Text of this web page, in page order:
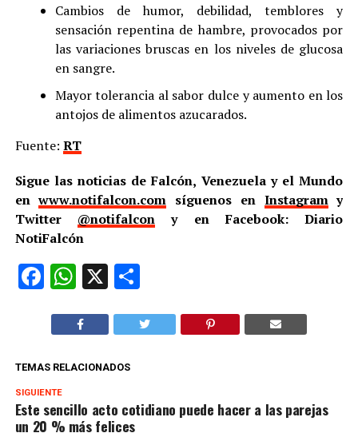
Cambios de humor, debilidad, temblores y
sensación repentina de hambre, provocados por
las variaciones bruscas en los niveles de glucosa
en sangre.
Mayor tolerancia al sabor dulce y aumento en los
antojos de alimentos azucarados.
Fuente: RT
Sigue las noticias de Falcón, Venezuela y el Mundo
enwww.notifalcon.com síguenos en Instagramy
Twitter @notifalcon y en Facebook: Diario
NotiFalcón
Facebook
WhatsApp
X Compartir
TEMAS RELACIONADOS
SIGUIENTE
Este sencillo acto cotidiano puede hacer a las parejas
un 20 % más felices